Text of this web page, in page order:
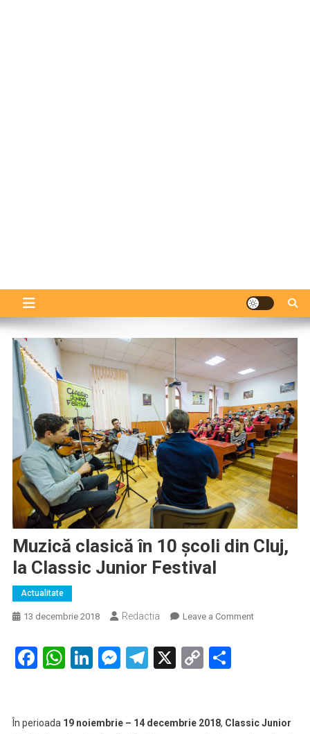
Muzică clasică în 10 școli din Cluj,
la Classic Junior Festival
Actualitate
13 decembrie 2018 Redactia Leave a Commenton
Cluj,
Facebook
WhatsApp
LinkedIn
Messenger
Telegram
X
Copy
În perioada 19 noiembrie – 14 decembrie 2018, Classic Junior